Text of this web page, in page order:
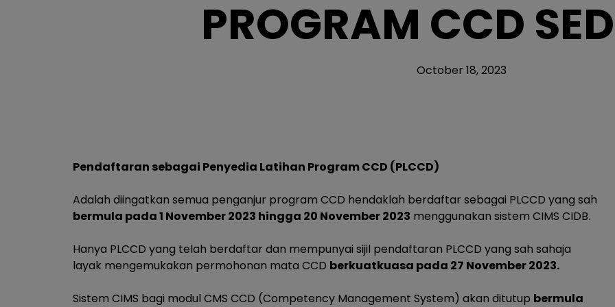
PROGRAM CCD
October 18, 2023
Pendaftaran sebagai Penyedia Latihan Program CCD (PLCCD)
Adalah diingatkan semua penganjur program CCD hendaklah berdaftar sebagai PLCCD yang sah
bermula pada 1 November 2023 hingga 20 November 2023 menggunakan sistem CIMS CIDB.
Hanya PLCCD yang telah berdaftar dan mempunyai sijil pendaftaran PLCCD yang sah sahaja
layak mengemukakan permohonan mata CCD berkuatkuasa pada 27 November 2023.
Sistem CIMS bagi modul CMS CCD (Competency Management System) akan ditutup bermula